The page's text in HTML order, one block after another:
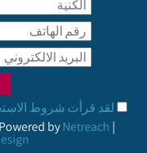
لقد قرأت شروط
byNetreach |